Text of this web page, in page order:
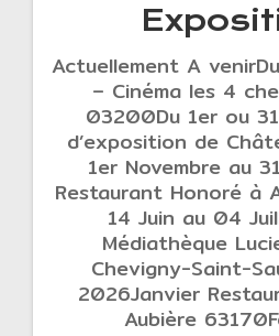
Actuellement A
– Cinéma les 4
03200Du 1er ou
d’exposition de
1er Novembre au
Restaurant Honoré à
14 Juin au 04
Médiathèque
Chevigny-Saint-
2026Janvier
Aubière